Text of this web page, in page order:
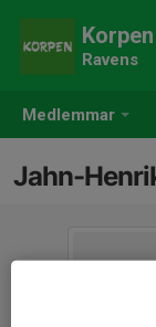
Medlemmar
Ravens
Jahn-